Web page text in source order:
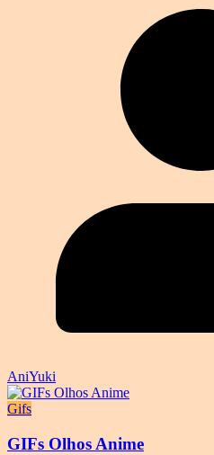
AniYuki
Gifs
GIFs Olhos Anime